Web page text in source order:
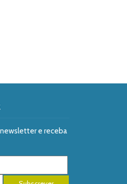
e receba